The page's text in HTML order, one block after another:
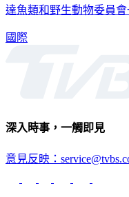
達魚類和野生動物委員
國際
深入時事，一觸即見
意見反映：